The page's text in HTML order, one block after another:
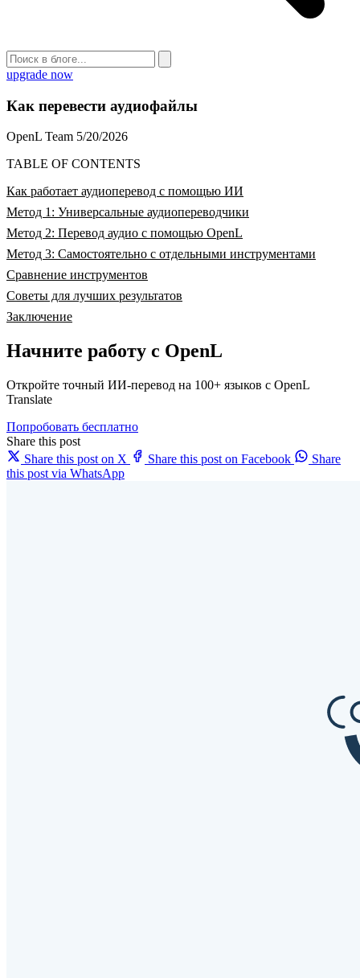
upgrade now
Как перевести аудиофайлы
OpenL Team 5/20/2026
TABLE OF CONTENTS
Как работает аудиоперевод с помощью ИИ
Метод 1: Универсальные аудиопереводчики
Метод 2: Перевод аудио с помощью OpenL
Метод 3: Самостоятельно с отдельными инструментами
Сравнение инструментов
Советы для лучших результатов
Заключение
Начните работу с OpenL
Откройте точный ИИ-перевод на 100+ языков с OpenL
Translate
Попробовать бесплатно
Share this post
Share this post on X
Share this post on Facebook
Share
this post via WhatsApp